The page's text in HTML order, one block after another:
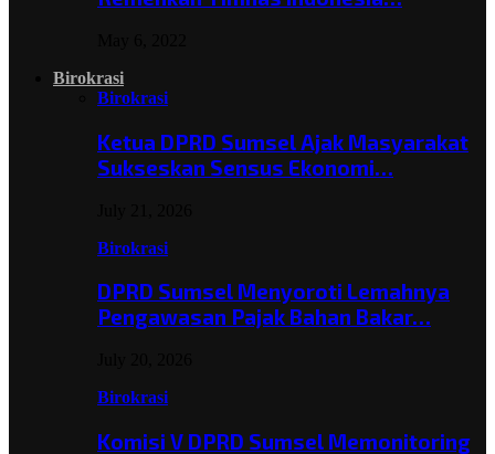
Birokrasi
Birokrasi
Ketua DPRD Sumsel Ajak Masyarakat
Sukseskan Sensus Ekonomi…
Birokrasi
DPRD Sumsel Menyoroti Lemahnya
Pengawasan Pajak Bahan Bakar…
Birokrasi
Komisi V DPRD Sumsel Memonitoring